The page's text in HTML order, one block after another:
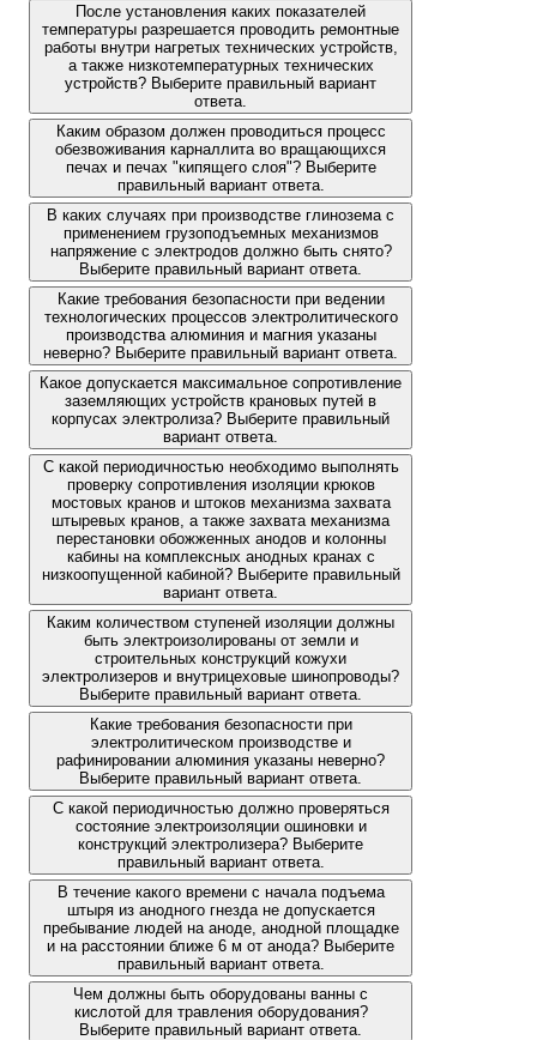
После установления каких показателей
температуры разрешается проводить ремонтные
работы внутри нагретых технических устройств,
а также низкотемпературных технических
устройств? Выберите правильный вариант
ответа.
Каким образом должен проводиться процесс
обезвоживания карналлита во вращающихся
печах и печах "кипящего слоя"? Выберите
правильный вариант ответа.
В каких случаях при производстве глинозема с
применением грузоподъемных механизмов
напряжение с электродов должно быть снято?
Выберите правильный вариант ответа.
Какие требования безопасности при ведении
технологических процессов электролитического
производства алюминия и магния указаны
неверно? Выберите правильный вариант ответа.
Какое допускается максимальное сопротивление
заземляющих устройств крановых путей в
корпусах электролиза? Выберите правильный
вариант ответа.
С какой периодичностью необходимо выполнять
проверку сопротивления изоляции крюков
мостовых кранов и штоков механизма захвата
штыревых кранов, а также захвата механизма
перестановки обожженных анодов и колонны
кабины на комплексных анодных кранах с
низкоопущенной кабиной? Выберите правильный
вариант ответа.
Каким количеством ступеней изоляции должны
быть электроизолированы от земли и
строительных конструкций кожухи
электролизеров и внутрицеховые шинопроводы?
Выберите правильный вариант ответа.
Какие требования безопасности при
электролитическом производстве и
рафинировании алюминия указаны неверно?
Выберите правильный вариант ответа.
С какой периодичностью должно проверяться
состояние электроизоляции ошиновки и
конструкций электролизера? Выберите
правильный вариант ответа.
В течение какого времени с начала подъема
штыря из анодного гнезда не допускается
пребывание людей на аноде, анодной площадке
и на расстоянии ближе 6 м от анода? Выберите
правильный вариант ответа.
Чем должны быть оборудованы ванны с
кислотой для травления оборудования?
Выберите правильный вариант ответа.